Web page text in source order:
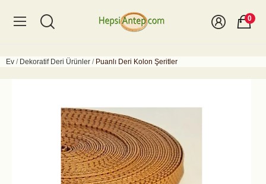
0
Ev Dekoratif Deri Ürünler Puanlı Deri Kolon Şeritler